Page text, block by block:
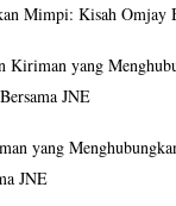
Mimpi: Kisah Omjay
Kiriman yang
JNE
yang
JNE